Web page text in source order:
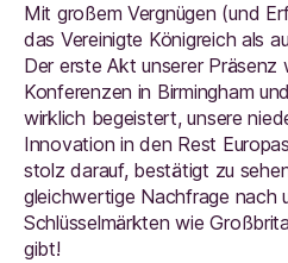
Mit großem Vergnügen (und
das Vereinigte Königreich als
Der erste Akt unserer Präsenz
Konferenzen in Birmingham
wirklich begeistert, unsere
Innovation in den Rest
stolz darauf, bestätigt zu
gleichwertige Nachfrage nach
Schlüsselmärkten wie
gibt!